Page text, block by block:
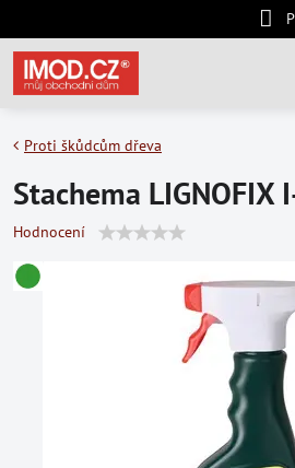
Proti škůdcům dřeva
Stachema LIGNOFIX
Hodnocení